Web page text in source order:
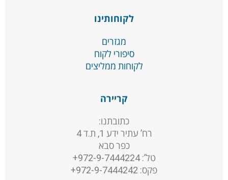
לקוחותינו
מגזרים
סיפורי לקוח
לקוחות ממליצים
קריירה
כתובתנו:
רח’ עתיר ידע 1, ת.ד 4
כפר סבא
טל’: 972-9-7444224+
פקס: 972-9-7444242+